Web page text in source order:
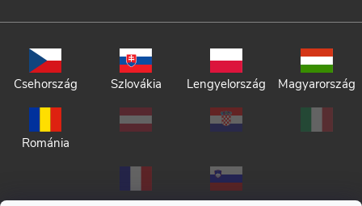
Csehország Szlovákia Lengyelország Magyarország
Románia